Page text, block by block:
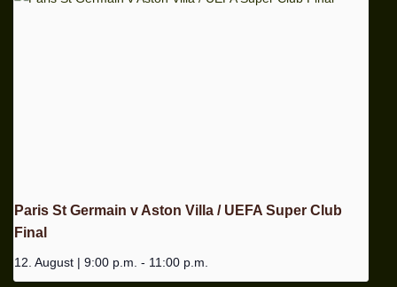
Paris St Germain v Aston Villa / UEFA Super Club
Final
12. August | 9:00 p.m. - 11:00 p.m.